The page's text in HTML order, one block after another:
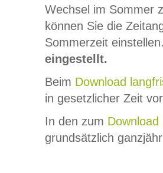
Wechsel im Sommer
können Sie die
Sommerzeit
eingestellt.
Beim Download
in gesetzlicher Zeit
In den zum Download
grundsätzlich